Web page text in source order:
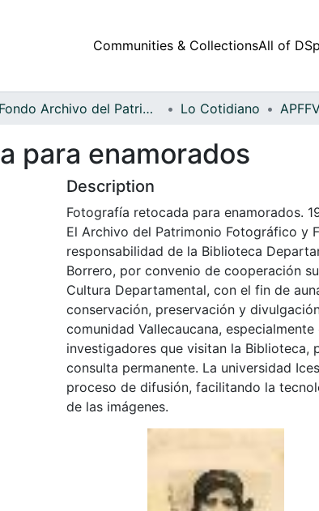
Communities & CollectionsAll of
Fondo Archivo del Patrimonio Fotográfico y Fílmico del Valle del Cauca Lo Cotidiano
para enamorados
Description
Fotografía retocada para enamorados.
El Archivo del Patrimonio Fotográfico y
responsabilidad de la Biblioteca
Borrero, por convenio de cooperación
Cultura Departamental, con el fin de
conservación, preservación y
comunidad Vallecaucana,
investigadores que visitan la Biblioteca,
consulta permanente. La universidad
proceso de difusión, facilitando la
de las imágenes.